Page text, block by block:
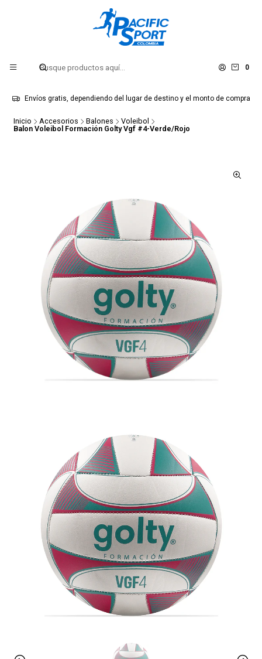
0
Envíos gratis, dependiendo del lugar de destino y el monto de compra
Inicio Accesorios Balones
Voleibol
Balon Voleibol Formación Golty Vgf #4-Verde/Rojo